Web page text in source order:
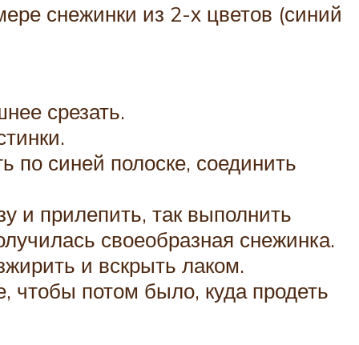
снежинки из 2-х цветов (синий
срезать.
по синей полоске, соединить
и прилепить, так выполнить
своеобразная снежинка.
и вскрыть лаком.
чтобы потом было, куда продеть